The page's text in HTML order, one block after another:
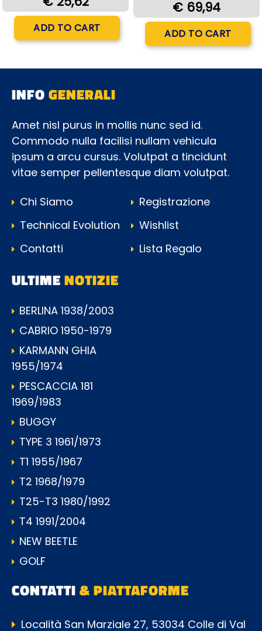
ADD TO CART
€ 69,94
ADD TO CART
INFOGENERALI
Amet nisl purus in mollis nunc sed id.
Commodo nulla facilisi nullam vehicula
ipsum a arcu cursus. Volutpat a tincidunt
vitae semper pellentesque diam volutpat.
Chi Siamo
Technical Evolution
Contatti
Registrazione
Wishlist
Lista Regalo
ULTIMENOTIZIE
BERLINA 1938/2003
CABRIO 1950-1979
KARMANN GHIA
1955/1974
PESCACCIA 181
1969/1983
BUGGY
TYPE 3 1961/1973
T1 1955/1967
T2 1968/1979
T25-T3 1980/1992
T4 1991/2004
NEW BEETLE
GOLF
CONTATTI& PIATTAFORME
Località San Marziale 27, 53034 Colle di Val